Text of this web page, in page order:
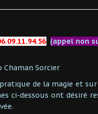
(appel non
Chaman Sorcier
de la magie et
ci-dessous ont désiré